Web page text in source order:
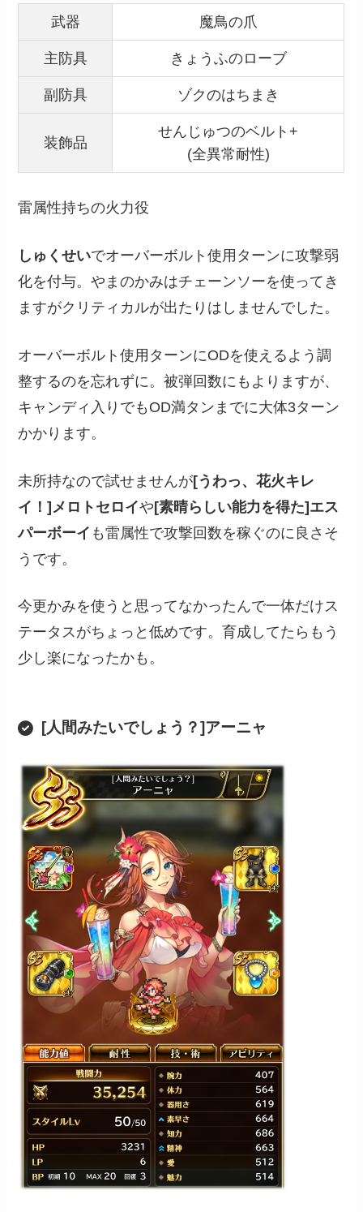
武器 魔鳥の爪
主防具 きょうふのローブ
副防具 ゾクのはちまき
装飾品
せんじゅつのベルト+
(全異常耐性)
雷属性持ちの火力役
しゅくせいでオーバーボルト使用ターンに攻撃弱
化を付与。やまのかみはチェーンソーを使ってき
ますがクリティカルが出たりはしませんでした。
オーバーボルト使用ターンにODを使えるよう調
整するのを忘れずに。被弾回数にもよりますが、
キャンディ入りでもOD満タンまでに大体3ターン
かかります。
未所持なので試せませんが[うわっ、花火キレ
イ！]メロトセロイや[素晴らしい能力を得た]エス
パーボーイ も雷属性で攻撃回数を稼ぐのに良さそ
うです。
今更かみを使うと思ってなかったんで一体だけス
テータスがちょっと低めです。育成してたらもう
少し楽になったかも。
[人間みたいでしょう？]アーニャ